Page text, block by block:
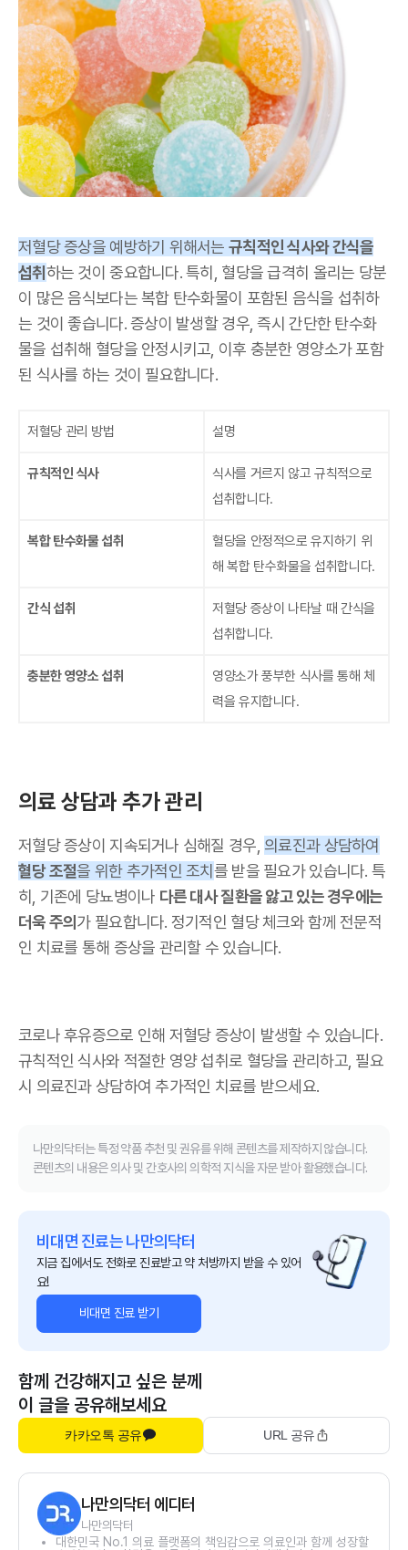
저혈당 증상을 예방하기 위해서는규칙적인 식사와 간식을
섭취하는 것이 중요합니다. 특히, 혈당을 급격히 올리는 당분
이 많은 음식보다는 복합 탄수화물이 포함된 음식을 섭취하
는 것이 좋습니다. 증상이 발생할 경우, 즉시 간단한 탄수화
물을 섭취해 혈당을 안정시키고, 이후 충분한 영양소가 포함
된 식사를 하는 것이 필요합니다.
저혈당 관리 방법 설명
규칙적인 식사
식사를 거르지 않고 규칙적으로
섭취합니다.
복합 탄수화물 섭취
혈당을 안정적으로 유지하기 위
해 복합 탄수화물을 섭취합니다.
간식 섭취
저혈당 증상이 나타날 때 간식을
섭취합니다.
충분한 영양소 섭취
영양소가 풍부한 식사를 통해 체
력을 유지합니다.
의료 상담과 추가 관리
저혈당 증상이 지속되거나 심해질 경우, 의료진과 상담하여
혈당 조절을 위한 추가적인 조치를 받을 필요가 있습니다. 특
히, 기존에 당뇨병이나 다른 대사 질환을 앓고 있는 경우에는
더욱 주의가 필요합니다. 정기적인 혈당 체크와 함께 전문적
인 치료를 통해 증상을 관리할 수 있습니다.
코로나 후유증으로 인해 저혈당 증상이 발생할 수 있습니다.
규칙적인 식사와 적절한 영양 섭취로 혈당을 관리하고, 필요
시 의료진과 상담하여 추가적인 치료를 받으세요.
나만의닥터는 특정 약품 추천 및 권유를 위해 콘텐츠를 제작하지 않습니다.
콘텐츠의 내용은 의사 및 간호사의 의학적 지식을 자문 받아 활용했습니다.
비대면 진료는 나만의닥터
지금 집에서도 전화로 진료받고 약 처방까지 받을 수 있어
요!
비대면 진료 받기
함께 건강해지고 싶은 분께
이 글을 공유해보세요
카카오톡 공유 URL 공유
나만의닥터 에디터
나만의닥터
대한민국 No.1 의료 플랫폼의 책임감으로 의료인과 함께 성장할